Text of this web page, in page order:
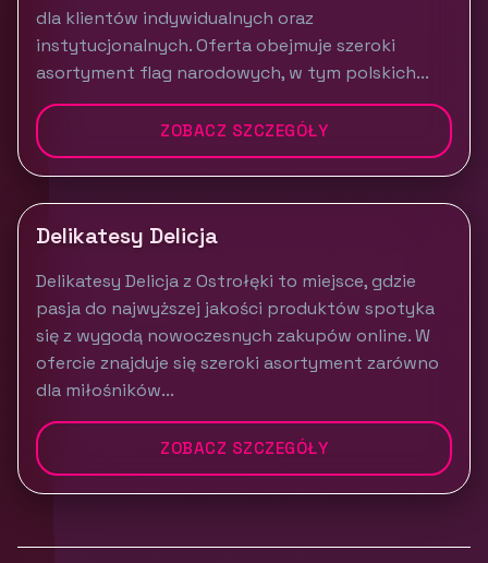
dla klientów indywidualnych oraz
instytucjonalnych. Oferta obejmuje szeroki
asortyment flag narodowych, w tym polskich...
ZOBACZ SZCZEGÓŁY
Delikatesy Delicja
Delikatesy Delicja z Ostrołęki to miejsce, gdzie
pasja do najwyższej jakości produktów spotyka
się z wygodą nowoczesnych zakupów online. W
ofercie znajduje się szeroki asortyment zarówno
dla miłośników...
ZOBACZ SZCZEGÓŁY